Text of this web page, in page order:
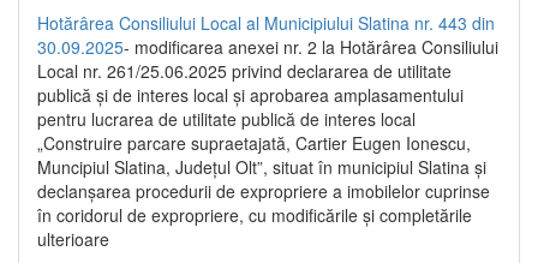
Hotărârea Consiliului Local al Municipiului Slatina nr. 443 din
30.09.2025- modificarea anexei nr. 2 la Hotărârea Consiliului
Local nr. 261/25.06.2025 privind declararea de utilitate
publică şi de interes local şi aprobarea amplasamentului
pentru lucrarea de utilitate publică de interes local
„Construire parcare supraetajată, Cartier Eugen Ionescu,
Muncipiul Slatina, Judeţul Olt”, situat în municipiul Slatina şi
declanşarea procedurii de expropriere a imobilelor cuprinse
în coridorul de expropriere, cu modificările şi completările
ulterioare